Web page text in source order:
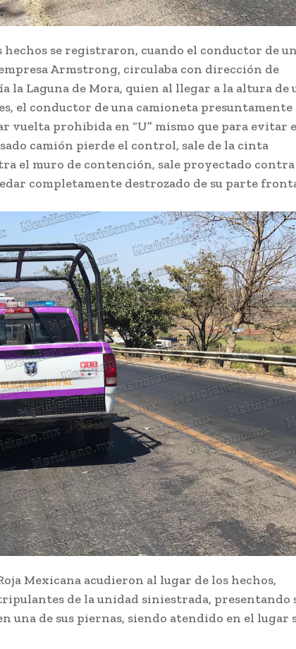
hechos se registraron, cuando el conductor de un
Armstrong, circulaba con dirección de
la Laguna de Mora, quien al llegar a la altura de
el conductor de una camioneta presuntamente
vuelta prohibida en “U” mismo que para evitar
camión pierde el control, sale de la cinta
el muro de contención, sale proyectado contra
completamente destrozado de su parte
Mexicana acudieron al lugar de los hechos,
de la unidad siniestrada, presentando
una de sus piernas, siendo atendido en el lugar